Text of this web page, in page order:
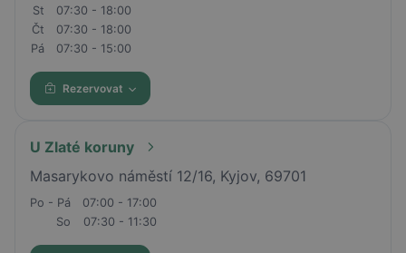
St
07:30 - 18:00
Čt
07:30 - 18:00
Pá
07:30 - 15:00
Rezervovat
U Zlaté koruny
Masarykovo náměstí 12/16, Kyjov, 69701
Po - Pá
07:00 - 17:00
So
07:30 - 11:30